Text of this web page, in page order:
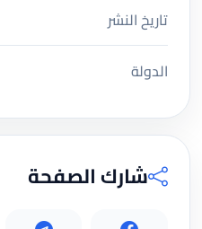
تاريخ النشر
الدولة
شارك الصفحة